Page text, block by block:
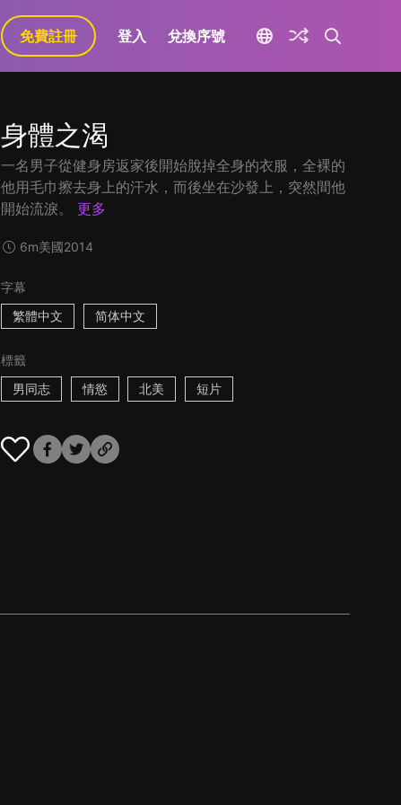
免費註冊 登入 兌換序號
身體之渴
一名男子從健身房返家後開始脫掉全身的衣服，全裸的
他用毛巾擦去身上的汗水，而後坐在沙發上，突然間他
開始流淚。
更多
6m美國2014
字幕
繁體中文
简体中文
標籤
男同志
情慾 北美 短片